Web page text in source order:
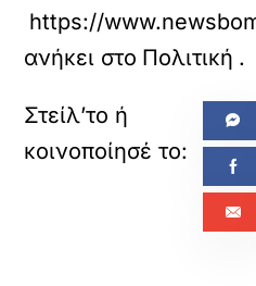
https://
ανήκει στο Πολιτική .